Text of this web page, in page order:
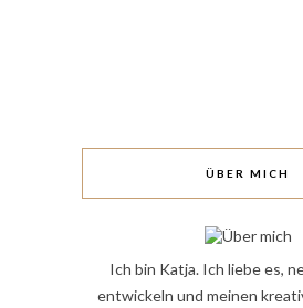
ÜBER MICH
Ich bin Katja. Ich liebe es,
entwickeln und meinen